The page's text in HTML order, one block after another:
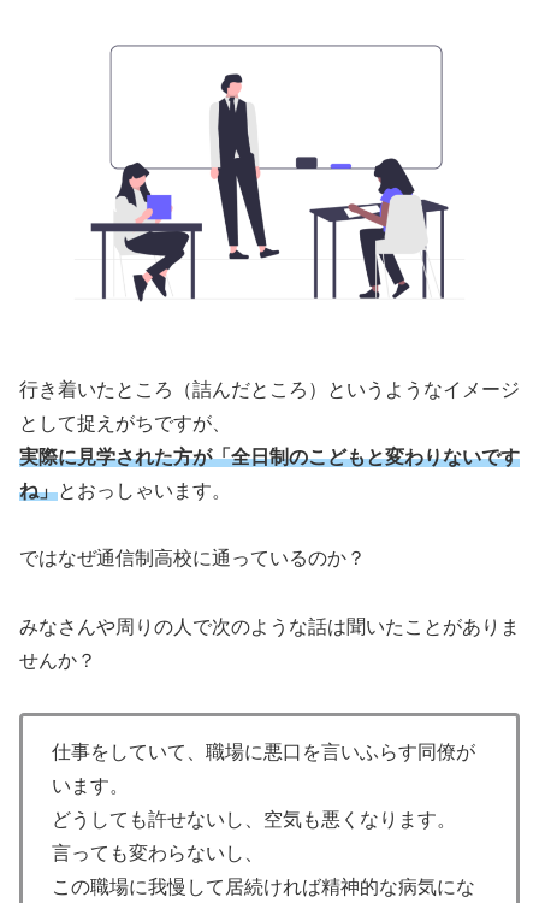
行き着いたところ（詰んだところ）というようなイメージ
として捉えがちですが、
実際に見学された方が「全日制のこどもと変わりないです
ね」とおっしゃいます。
ではなぜ通信制高校に通っているのか？
みなさんや周りの人で次のような話は聞いたことがありま
せんか？
仕事をしていて、職場に悪口を言いふらす同僚が
います。
どうしても許せないし、空気も悪くなります。
言っても変わらないし、
この職場に我慢して居続ければ精神的な病気にな